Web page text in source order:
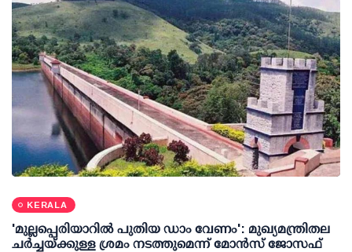
KERALA
'മുല്ലപ്പെരിയാറില്‍ പുതിയ ഡാം വേണം': മുഖ്യമന്ത്രിതല
ചര്‍ച്ചയ്ക്കുള്ള ശ്രമം നടത്തുമെന്ന് മോന്‍സ് ജോസഫ്